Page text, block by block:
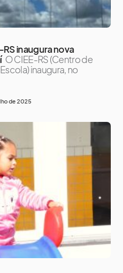
RS inaugura nova
O CIEE-RS (Centro de
inaugura, no
de 2025